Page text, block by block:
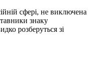
сфері, не виключена
знаку
розберуться зі